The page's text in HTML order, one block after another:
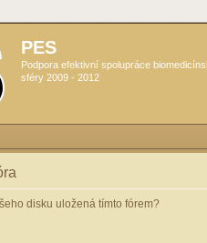
PES
Podpora efektivní spolupráce
sféry 2009 - 2012
disku uložená tímto fórem?